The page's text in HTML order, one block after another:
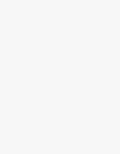
3. 회사가 약관
전일까지 사이
밖의 방법으로
변경하는 경우
공지 및 통지합
회원에게 30일